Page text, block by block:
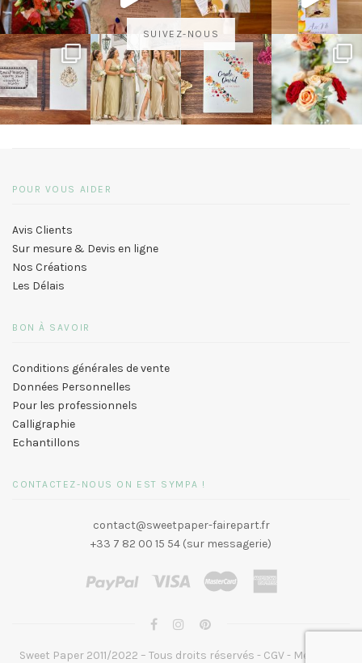
SUIVEZ-NOUS
POUR VOUS AIDER
Avis Clients
Sur mesure & Devis en ligne
Nos Créations
Les Délais
BON À SAVOIR
Conditions générales de vente
Données Personnelles
Pour les professionnels
Calligraphie
Echantillons
CONTACTEZ-NOUS ON EST SYMPA !
contact@sweetpaper-fairepart.fr
+33 7 82 00 15 54 (sur messagerie)
Sweet Paper 2011/2022 – Tous droits réservés - CGV- Mentions